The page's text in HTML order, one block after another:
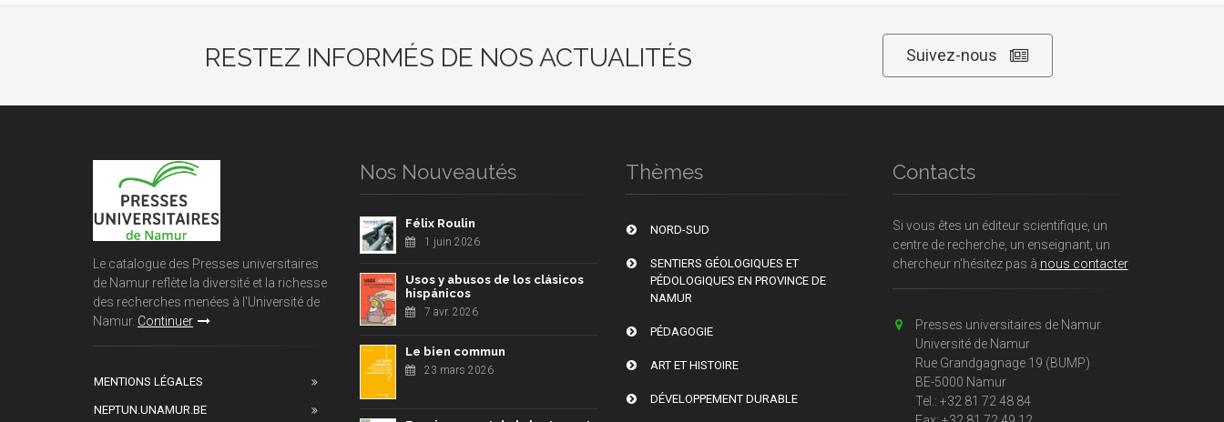
RESTEZ INFORMÉS DE NOS ACTUALITÉS Suivez-nous
Le catalogue des Presses universitaires
de Namur reflète la diversité et la richesse
des recherches menées à l'Université de
Namur. Continuer
MENTIONS LÉGALES
NEPTUN.UNAMUR.BE
Nos Nouveautés
Félix Roulin
1 juin 2026
Usos y abusos de los clásicos
hispánicos
7 avr. 2026
Le bien commun
23 mars 2026
Thèmes
NORD-SUD
SENTIERS GÉOLOGIQUES ET
PÉDOLOGIQUES EN PROVINCE DE
NAMUR
PÉDAGOGIE
ART ET HISTOIRE
DÉVELOPPEMENT DURABLE
Contacts
Si vous êtes un éditeur scientifique, un
centre de recherche, un enseignant, un
chercheur n'hésitez pas à nous contacter
Presses universitaires de Namur
Université de Namur
Rue Grandgagnage 19 (BUMP)
BE-5000 Namur
Tel.: +32 81 72 48 84